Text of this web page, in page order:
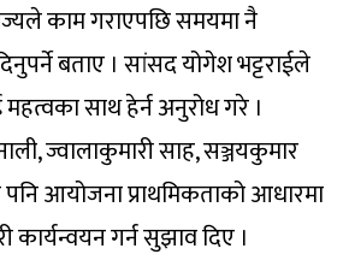
काम गराएपछि समयमा नै
बताए । सांसद योगेश भट्टराईले
साथ हेर्न अनुरोध गरे ।
ज्वालाकुमारी साह, सञ्जयकुमार
आयोजना प्राथमिकताको आधारमा
कार्यन्वयन गर्न सुझाव दिए ।